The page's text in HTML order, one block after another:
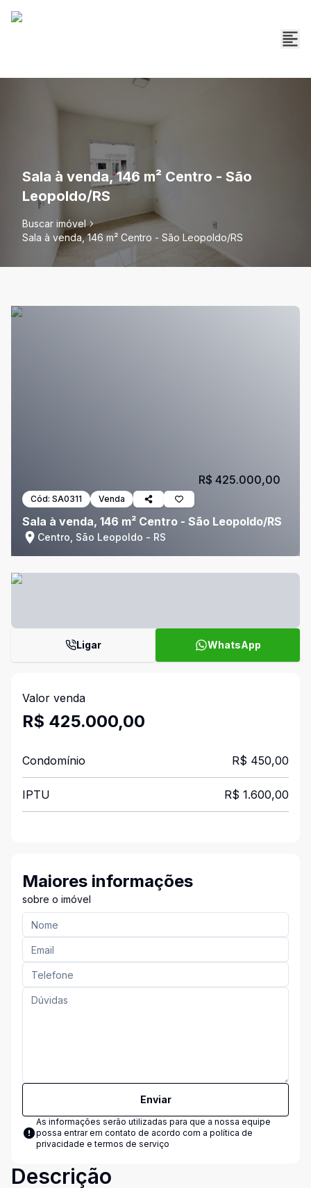
Sala à venda, 146 m² Centro - São
Leopoldo/RS
Buscar imóvel
Sala à venda, 146 m² Centro - São Leopoldo/RS
Cód: SA0311 Venda
Sala à venda, 146 m² Centro - São Leopoldo/RS
Centro, São Leopoldo - RS
R$ 425.000,00
Ligar WhatsApp
Valor venda
R$ 425.000,00
Condomínio R$ 450,00
IPTU R$ 1.600,00
Maiores informações
sobre o imóvel
Enviar
As informações serão utilizadas para que a nossa equipe
possa entrar em contato de acordo com a política de
privacidade e termos de serviço
Descrição